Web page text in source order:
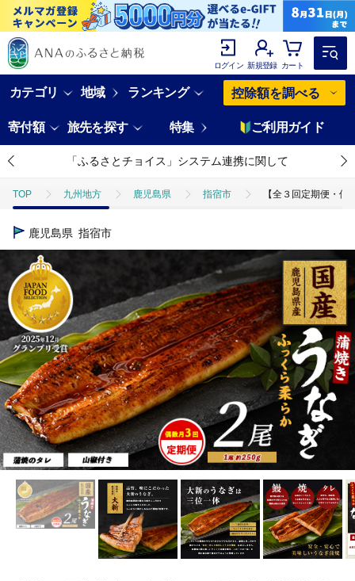
ログイン 新規登録 カート
カテゴリ 地域 ランキング 控除額を調べる
寄付額 旅先を探す 特集 ご利用ガイド
「ふるさとチョイス」システム連携に関して
TOP 九州地方 鹿児島県 指宿市 【全３回定期便・
鹿児島県 指宿市